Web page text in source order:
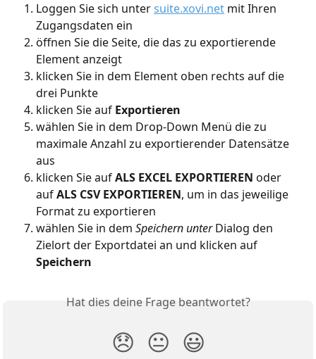
Loggen Sie sich unter suite.xovi.net mit Ihren
Zugangsdaten ein
öffnen Sie die Seite, die das zu exportierende
Element anzeigt
klicken Sie in dem Element oben rechts auf die
drei Punkte
klicken Sie auf Exportieren
wählen Sie in dem Drop-Down Menü die zu
maximale Anzahl zu exportierender Datensätze
aus
klicken Sie auf ALS EXCEL EXPORTIEREN oder
auf ALS CSV EXPORTIEREN, um in das jeweilige
Format zu exportieren
wählen Sie in dem Speichern unter Dialog den
Zielort der Exportdatei an und klicken auf
Speichern
Hat dies deine Frage beantwortet?
😞 😐 😃